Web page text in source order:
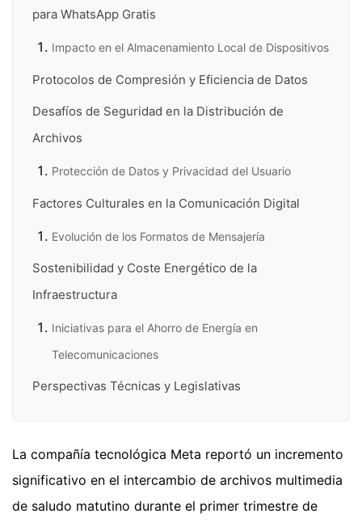
para WhatsApp Gratis
Impacto en el Almacenamiento Local de Dispositivos
Protocolos de Compresión y Eficiencia de Datos
Desafíos de Seguridad en la Distribución de
Archivos
Protección de Datos y Privacidad del Usuario
Factores Culturales en la Comunicación Digital
Evolución de los Formatos de Mensajería
Sostenibilidad y Coste Energético de la
Infraestructura
Iniciativas para el Ahorro de Energía en
Telecomunicaciones
Perspectivas Técnicas y Legislativas
La compañía tecnológica Meta reportó un incremento
significativo en el intercambio de archivos multimedia
de saludo matutino durante el primer trimestre de